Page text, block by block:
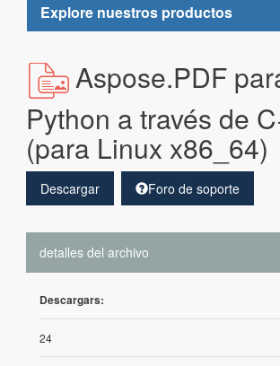
Explore nuestros productos
Aspose.PDF
Python a través de
(para Linux x86_64)
Descargar Foro de soporte
detalles del archivo
Descargars:
24